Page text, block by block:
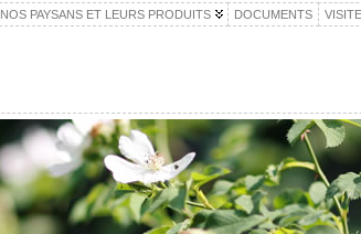
NOS PAYSANS ET LEURS PRODUITS DOCUMENTS